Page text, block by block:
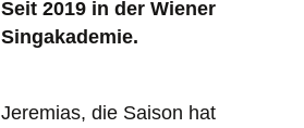
Seit 2019 in der Wiener
Singakademie.
Jeremias, die Saison hat